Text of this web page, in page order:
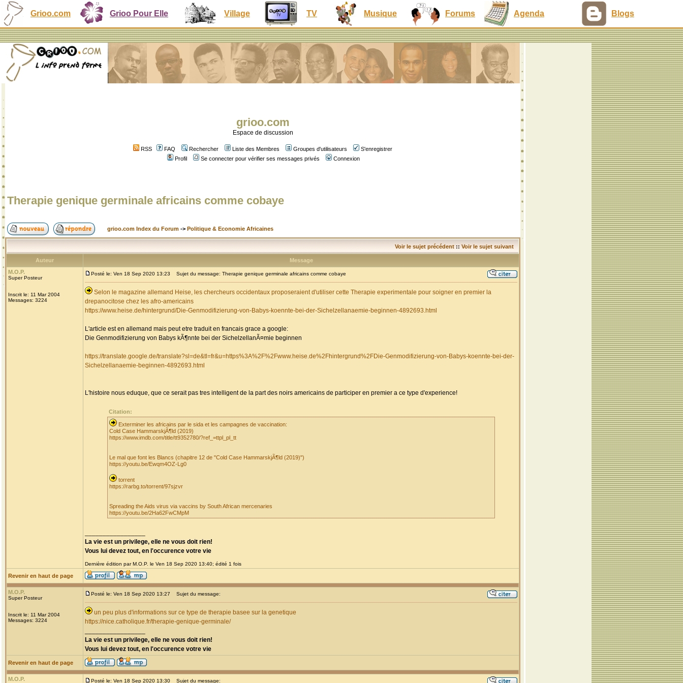
Grioo.com Grioo Pour Elle Village TV Musique Forums Agenda Blogs
grioo.com
Espace de discussion
RSS FAQ Rechercher Liste des Membres Groupes d'utilisateurs
S'enregistrer
Profil
Se connecter pour vérifier ses messages privés Connexion
Therapie genique germinale africains comme cobaye
grioo.com Index du Forum -> Politique & Economie Africaines
Voir le sujet précédent :: Voir le sujet suivant
Auteur
Message
M.O.P.
Super Posteur
Inscrit le: 11 Mar 2004
Messages: 3224
Posté le: Ven 18 Sep 2020 13:23 Sujet du message: Therapie genique germinale africains comme cobaye
Selon le magazine allemand Heise, les chercheurs occidentaux proposeraient d'utiliser cette Therapie experimentale pour soigner en premier la
drepanocitose chez les afro-americains
https://www.heise.de/hintergrund/Die-Genmodifizierung-von-Babys-koennte-bei-der-Sichelzellanaemie-beginnen-4892693.html
L'article est en allemand mais peut etre traduit en francais grace a google:
Die Genmodifizierung von Babys kÃ¶nnte bei der SichelzellanÃ¤mie beginnen
https://translate.google.de/translate?sl=de&tl=fr&u=https%3A%2F%2Fwww.heise.de%2Fhintergrund%2FDie-Genmodifizierung-von-Babys-koennte-bei-der-
Sichelzellanaemie-beginnen-4892693.html
L'histoire nous eduque, que ce serait pas tres intelligent de la part des noirs americains de participer en premier a ce type d'experience!
Citation:
Exterminer les africains par le sida et les campagnes de vaccination:
Cold Case HammarskjÃ¶ld (2019)
https://www.imdb.com/title/tt9352780/?ref_=ttpl_pl_tt
Le mal que font les Blancs (chapitre 12 de "Cold Case HammarskjÃ¶ld (2019)")
https://youtu.be/Ewqm4OZ-Lg0
torrent
https://rarbg.to/torrent/97sjzvr
Spreading the Aids virus via vaccins by South African mercenaries
https://youtu.be/2Ha62FwCMpM
La vie est un privilege, elle ne vous doit rien!
Vous lui devez tout, en l'occurence votre vie
Dernière édition par M.O.P. le Ven 18 Sep 2020 13:40; édité 1 fois
Revenir en haut de page
M.O.P.
Super Posteur
Inscrit le: 11 Mar 2004
Messages: 3224
Posté le: Ven 18 Sep 2020 13:27 Sujet du message:
un peu plus d'informations sur ce type de therapie basee sur la genetique
https://nice.catholique.fr/therapie-genique-germinale/
La vie est un privilege, elle ne vous doit rien!
Vous lui devez tout, en l'occurence votre vie
Revenir en haut de page
M.O.P. Posté le: Ven 18 Sep 2020 13:30 Sujet du message: